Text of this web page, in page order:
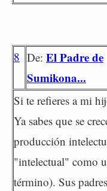
8 De: El Padre de
Sumikona...
Si te refieres a mi
Ya sabes que se
producción
"intelectual" como
término). Sus